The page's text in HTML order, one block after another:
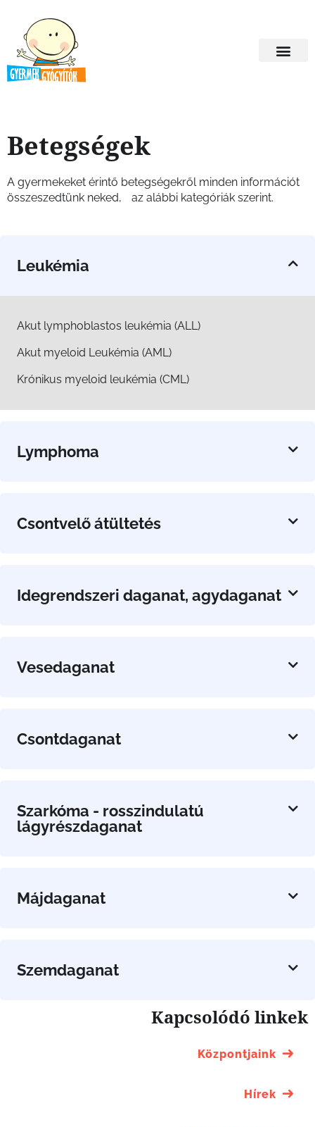
Betegségek
A gyermekeket érintő betegségekről minden információt
összeszedtünk neked, az alábbi kategóriák szerint.
Leukémia
Akut lymphoblastos leukémia (ALL)
Akut myeloid Leukémia (AML)
Krónikus myeloid leukémia (CML)
Lymphoma
Csontvelő átültetés
Idegrendszeri daganat, agydaganat
Vesedaganat
Csontdaganat
Szarkóma - rosszindulatú
lágyrészdaganat
Májdaganat
Szemdaganat
Kapcsolódó linkek
Központjaink
Hírek